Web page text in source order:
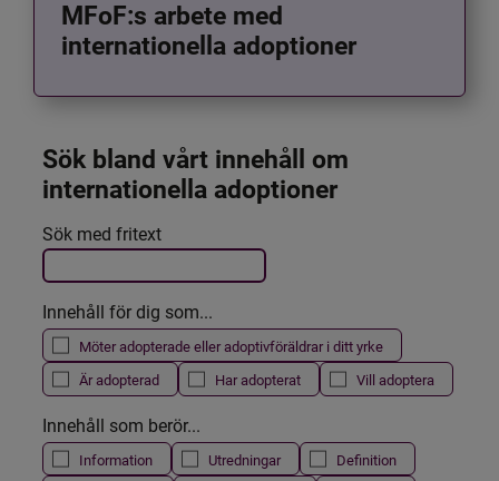
MFoF:s arbete med
internationella adoptioner
Sök bland vårt innehåll om
internationella adoptioner
Filtrera resultatet
Det här formuläret postas automatiskt
Sök med fritext
Innehåll för dig som...
Möter adopterade eller adoptivföräldrar i ditt yrke
Är adopterad
Har adopterat Vill adoptera
Innehåll som berör...
Information Utredningar
Definition